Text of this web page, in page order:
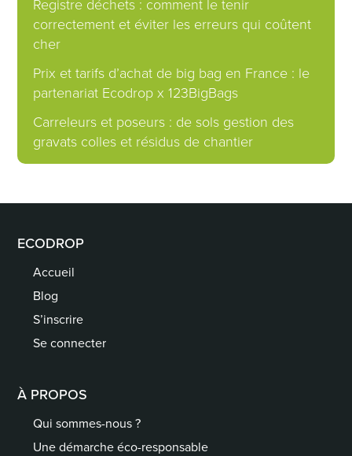
Registre déchets : comment le tenir
correctement et éviter les erreurs qui coûtent
cher
Prix et tarifs d’achat de big bag en France : le
partenariat Ecodrop x 123BigBags
Carreleurs et poseurs : de sols gestion des
gravats colles et résidus de chantier
ECODROP
Accueil
Blog
S’inscrire
Se connecter
À PROPOS
Qui sommes-nous ?
Une démarche éco-responsable